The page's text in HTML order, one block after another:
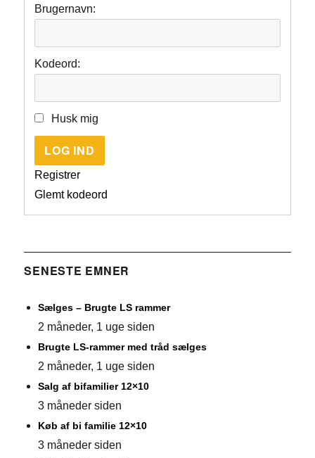
Brugernavn:
Kodeord:
Husk mig
LOG IND
Registrer
Glemt kodeord
SENESTE EMNER
Sælges – Brugte LS rammer
2 måneder, 1 uge siden
Brugte LS-rammer med tråd sælges
2 måneder, 1 uge siden
Salg af bifamilier 12×10
3 måneder siden
Køb af bi familie 12×10
3 måneder siden